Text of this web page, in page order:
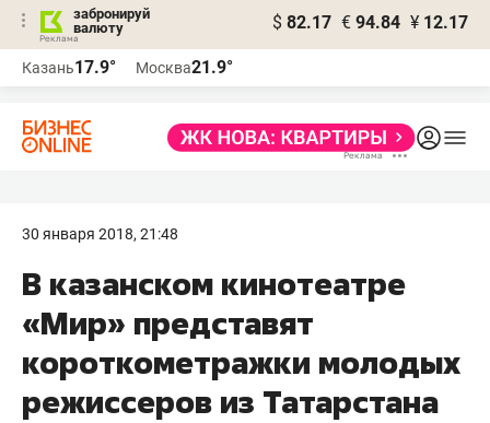
забронируй
валюту
$ 82.17 € 94.84 ¥ 12.17
Казань17.9° Москва21.9°
30 января 2018, 21:48
В казанском кинотеатре
«Мир» представят
короткометражки молодых
режиссеров из Татарстана